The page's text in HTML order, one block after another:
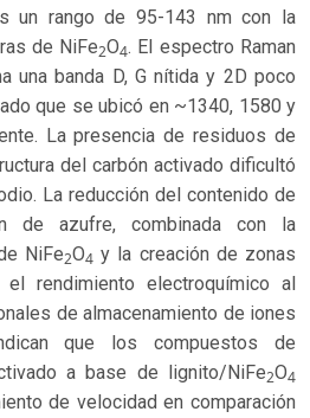
un rango de 95-143 nm con la
de NiFe2O4. El espectro Raman
una banda D, G nítida y 2D poco
que se ubicó en ~1340, 1580 y
La presencia de residuos de
del carbón activado dificultó
La reducción del contenido de
de azufre, combinada con la
NiFe2O4 y la creación de zonas
el rendimiento electroquímico al
de almacenamiento de iones
que los compuestos de
a base de lignito/NiFe2O4
de velocidad en comparación